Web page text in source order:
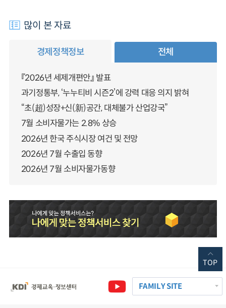
많이 본 자료
경제정책정보 전체
『2026년 세제개편안』 발표
과기정통부, ‘누누티비 시즌2’에 강력 대응 의지 밝혀
“초(超)성장+신(新)공간, 대체불가 산업강국”
7월 소비자물가는 2.8% 상승
2026년 한국 주식시장 여건 및 전망
2026년 7월 수출입 동향
2026년 7월 소비자물가동향
FAMILY SITE
TOP